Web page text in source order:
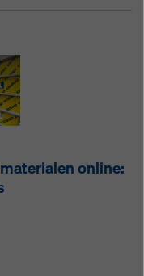
online: